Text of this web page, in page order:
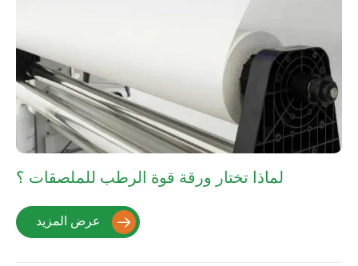
لماذا تختار ورقة قوة الرطب للملصقات ؟
